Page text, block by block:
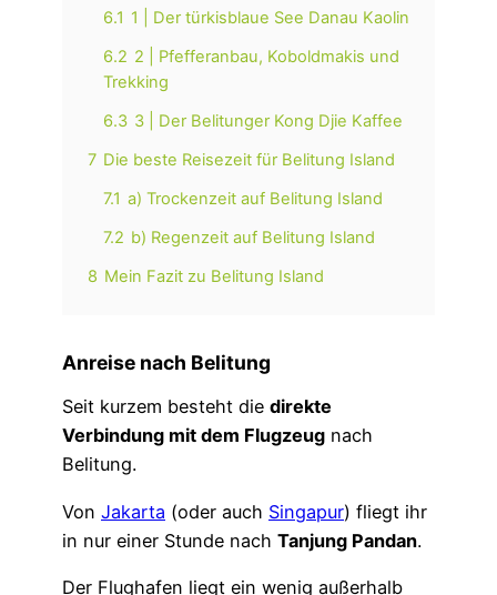
6.1 1 | Der türkisblaue See Danau Kaolin
6.2 2 | Pfefferanbau, Koboldmakis und
Trekking
6.3 3 | Der Belitunger Kong Djie Kaffee
7 Die beste Reisezeit für Belitung Island
7.1 a) Trockenzeit auf Belitung Island
7.2 b) Regenzeit auf Belitung Island
8 Mein Fazit zu Belitung Island
Anreise nach Belitung
Seit kurzem besteht die direkte
Verbindung mit dem Flugzeug nach
Belitung.
Von Jakarta (oder auch Singapur) fliegt ihr
in nur einer Stunde nach Tanjung Pandan.
Der Flughafen liegt ein wenig außerhalb